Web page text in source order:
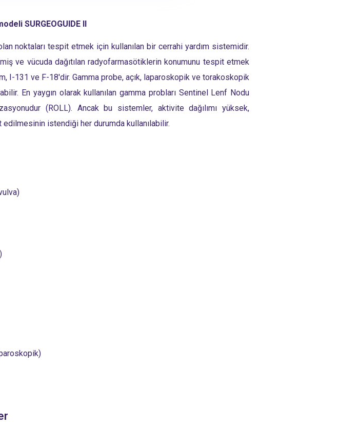
SURGEOGUIDE II
noktaları tespit etmek için kullanılan bir cerrahi yardım sistemidir.
ve vücuda dağıtılan radyofarmasötiklerin konumunu tespit etmek
I-131 ve F-18'dir. Gamma probe, açık, laparoskopik ve torakoskopik
En yaygın olarak kullanılan gamma probları Sentinel Lenf Nodu
(ROLL). Ancak bu sistemler, aktivite dağılımı yüksek,
istendiği her durumda kullanılabilir.